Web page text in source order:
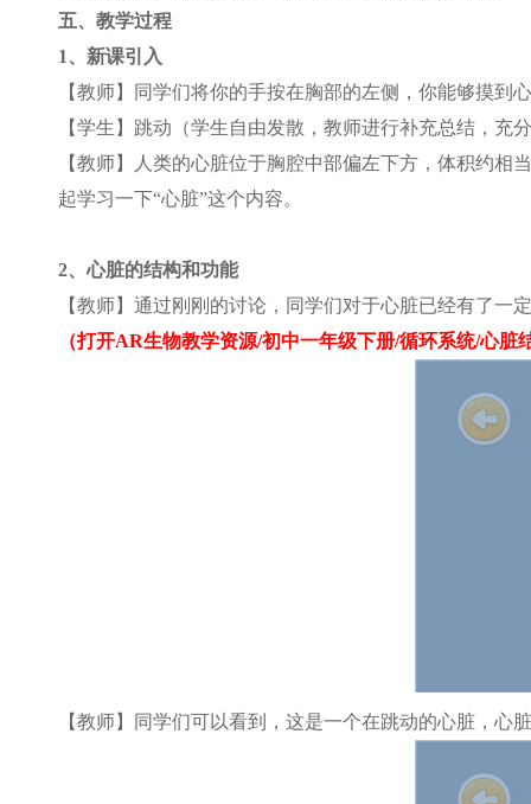
五、教学过程
1、新课引入
【教师】同学们将你的手按在胸部的左侧，你能够摸到
【学生】跳动（学生自由发散，教师进行补充总结，充
【教师】人类的心脏位于胸腔中部偏左下方，体积约
起学习一下“心脏”这个内容。
2、心脏的结构和功能
【教师】通过刚刚的讨论，同学们对于心脏已经有了
（打开AR生物教学资源/初中一年级下册/循环系统/心脏
【教师】同学们可以看到，这是一个在跳动的心脏，